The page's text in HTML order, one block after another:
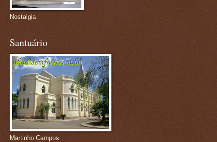
Nostalgia
Santuário
Martinho Campos